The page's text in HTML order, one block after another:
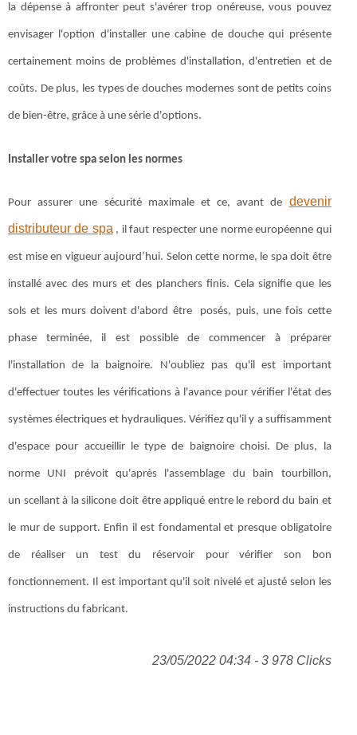
la dépense à affronter peut s'avérer trop onéreuse, vous pouvez
envisager l'option d'installer une cabine de douche qui présente
certainement moins de problèmes d'installation, d'entretien et de
coûts. De plus, les types de douches modernes sont de petits coins
de bien-être, grâce à une série d'options.
Installer votre spa selon les normes
Pour assurer une sécurité maximale et ce, avant de devenir
distributeur de spa, il faut respecter une norme européenne qui
est mise en vigueur aujourd’hui. Selon cette norme, le spa doit être
installé avec des murs et des planchers finis. Cela signifie que les
sols et les murs doivent d'abord être posés, puis, une fois cette
phase terminée, il est possible de commencer à préparer
l'installation de la baignoire. N'oubliez pas qu'il est important
d'effectuer toutes les vérifications à l'avance pour vérifier l'état des
systèmes électriques et hydrauliques. Vérifiez qu'il y a suffisamment
d'espace pour accueillir le type de baignoire choisi. De plus, la
norme UNI prévoit qu'après l'assemblage du bain tourbillon,
un scellant à la silicone doit être appliqué entre le rebord du bain et
le mur de support. Enfin il est fondamental et presque obligatoire
de réaliser un test du réservoir pour vérifier son bon
fonctionnement. Il est important qu'il soit nivelé et ajusté selon les
instructions du fabricant.
23/05/2022 04:34 - 3 978 Clicks